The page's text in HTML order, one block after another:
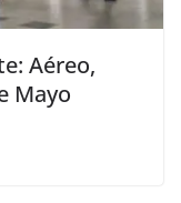
Aéreo,
Mayo